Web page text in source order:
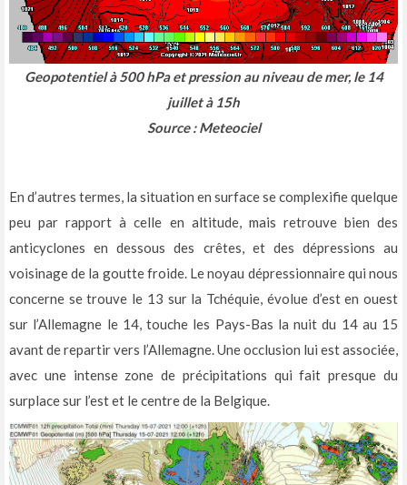
Geopotentiel à 500 hPa et pression au niveau de mer, le 14
juillet à 15h
Source : Meteociel
En d’autres termes, la situation en surface se complexifie quelque
peu par rapport à celle en altitude, mais retrouve bien des
anticyclones en dessous des crêtes, et des dépressions au
voisinage de la goutte froide. Le noyau dépressionnaire qui nous
concerne se trouve le 13 sur la Tchéquie, évolue d’est en ouest
sur l’Allemagne le 14, touche les Pays-Bas la nuit du 14 au 15
avant de repartir vers l’Allemagne. Une occlusion lui est associée,
avec une intense zone de précipitations qui fait presque du
surplace sur l’est et le centre de la Belgique.